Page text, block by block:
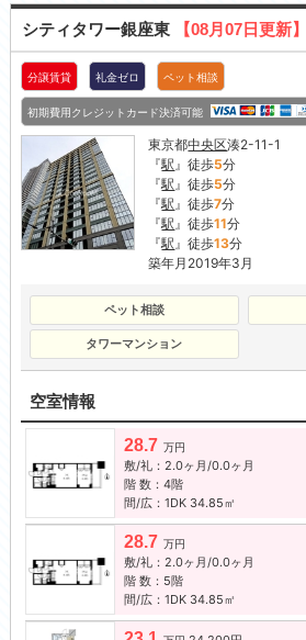
シティタワー銀座東 【08月07日更新】
分譲賃貸 礼金ゼロ ペット相談
初期費用クレジットカード決済可能
東京都中央区湊2-11-1
『駅 』徒歩5分
『駅 』徒歩5分
『駅 』徒歩7分
『駅 』徒歩11分
『駅 』徒歩13分
築年月2019年3月
ペット相談
タワーマンション
空室情報
28.7 万円
敷/礼：2.0ヶ月/0.0ヶ月
階 数：4階
間/広：1DK 34.85㎡
28.7 万円
敷/礼：2.0ヶ月/0.0ヶ月
階 数：5階
間/広：1DK 34.85㎡